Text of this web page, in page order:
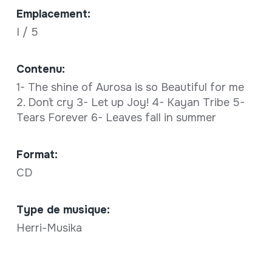
Emplacement:
I / 5
Contenu:
1- The shine of Aurosa is so Beautiful for me
2. Don´t cry 3- Let up Joy! 4- Kayan Tribe 5-
Tears Forever 6- Leaves fall in summer
Format:
CD
Type de musique:
Herri-Musika